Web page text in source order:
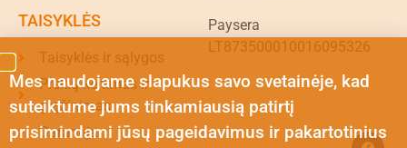
TAISYKLĖS
Taisyklės ir sąlygos
Prekių keitimas ir
grąžinimas
Garantija
Paysera
LT873500010016095326
Mes naudojame slapukus savo svetainėje, kad
suteiktume jums tinkamiausią patirtį
prisimindami jūsų pageidavimus ir pakartotinius